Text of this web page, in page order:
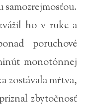
samozrejmosťou.
ho v ruke a
poruchové
monotónnej
zostávala mŕtva,
zbytočnosť